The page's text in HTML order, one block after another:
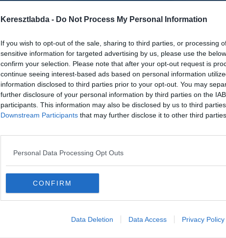
Keresztlabda - Do Not Process My Personal Information
If you wish to opt-out of the sale, sharing to third parties, or processing
sensitive information for targeted advertising by us, please use the
confirm your selection. Please note that after your opt-out request is
continue seeing interest-based ads based on personal information
information disclosed to third parties prior to your opt-out. You may
further disclosure of your personal information by third parties on the
participants. This information may also be disclosed by us to third
Downstream Participants that may further disclose it to other third parties.
Personal Data Processing Opt Outs
CONFIRM
Data Deletion Data Access Privacy Policy
Hirdetés